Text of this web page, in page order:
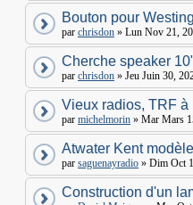
Bouton pour
par chrisdon » Lun Nov 21,
Cherche speaker
par chrisdon » Jeu Juin 30,
Vieux radios, TRF
par michelmorin » Mar Mars
Atwater Kent
par saguenayradio » Dim Oct
Construction d'un